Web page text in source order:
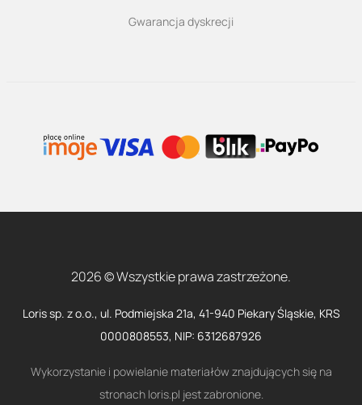
Gwarancja dyskrecji
2026 © Wszystkie prawa zastrzeżone.
Loris sp. z o.o., ul. Podmiejska 21a, 41-940 Piekary Śląskie, KRS
0000808553, NIP: 6312687926
Wykorzystanie i powielanie materiałów znajdujących się na
stronach loris.pl jest zabronione.